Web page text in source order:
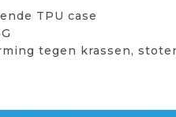
TPU case
tegen krassen,